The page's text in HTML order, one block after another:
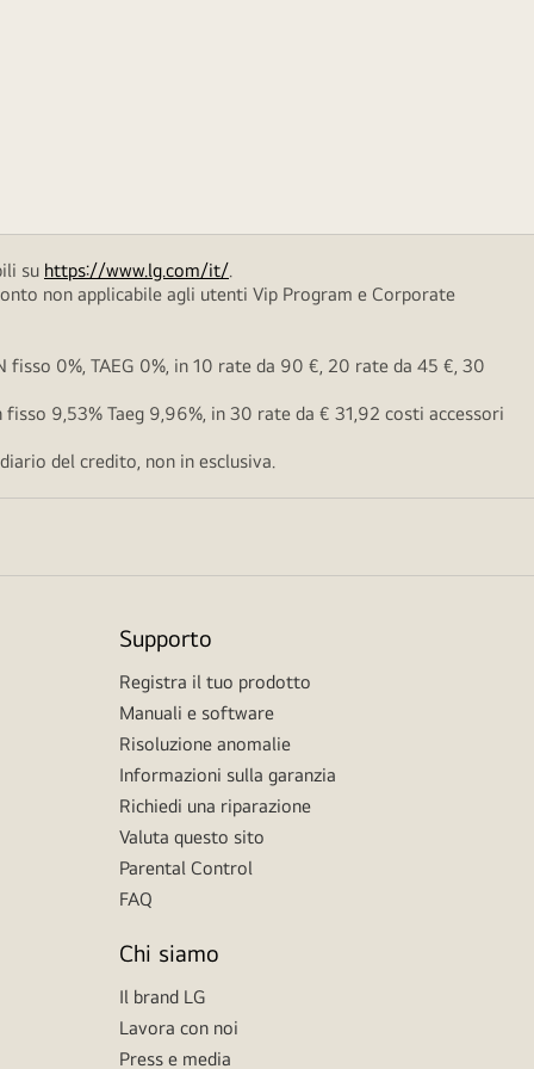
su https://www.lg.com/it/.
non applicabile agli utenti Vip Program e Corporate
0%, TAEG 0%, in 10 rate da 90 €, 20 rate da 45 €, 30
9,53% Taeg 9,96%, in 30 rate da € 31,92 costi accessori
del credito, non in esclusiva.
Supporto
Registra il tuo prodotto
Manuali e software
Risoluzione anomalie
Informazioni sulla garanzia
Richiedi una riparazione
Valuta questo sito
Parental Control
FAQ
Chi siamo
Il brand LG
Lavora con noi
Press e media